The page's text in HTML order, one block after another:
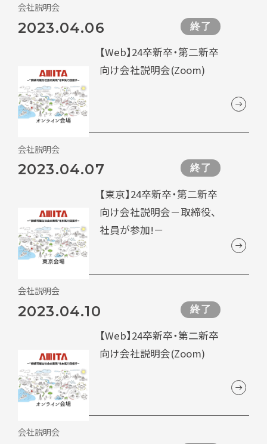
2023.04.06 終了
【Web】24卒新卒・第二新卒
向け会社説明会(Zoom)
会社説明会
2023.04.07 終了
【東京】24卒新卒・第二新卒
向け会社説明会－取締役、
社員が参加!－
会社説明会
2023.04.10 終了
【Web】24卒新卒・第二新卒
向け会社説明会(Zoom)
会社説明会
会社説明会